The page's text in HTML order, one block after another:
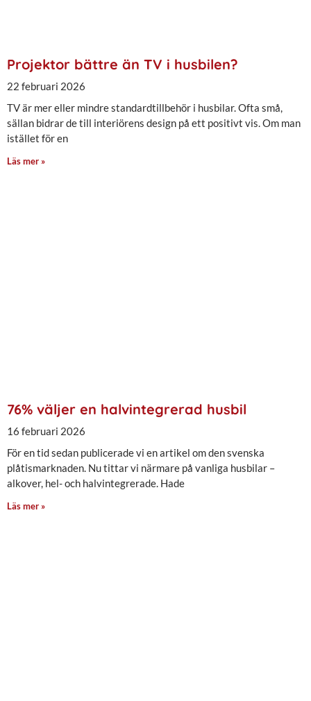
Projektor bättre än TV i husbilen?
22 februari 2026
TV är mer eller mindre standardtillbehör i husbilar. Ofta små,
sällan bidrar de till interiörens design på ett positivt vis. Om man
istället för en
Läs mer »
76% väljer en halvintegrerad husbil
16 februari 2026
För en tid sedan publicerade vi en artikel om den svenska
plåtismarknaden. Nu tittar vi närmare på vanliga husbilar –
alkover, hel- och halvintegrerade. Hade
Läs mer »